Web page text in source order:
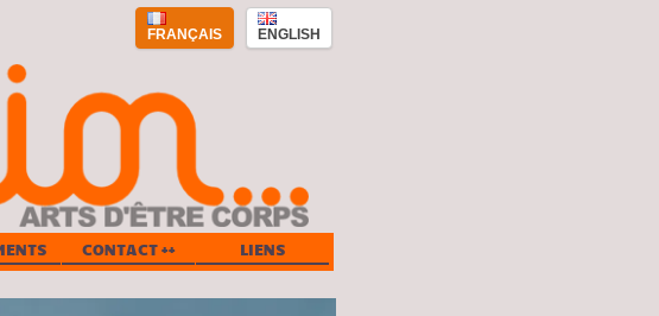
FRANÇAIS ENGLISH
CONTACT ++ LIENS